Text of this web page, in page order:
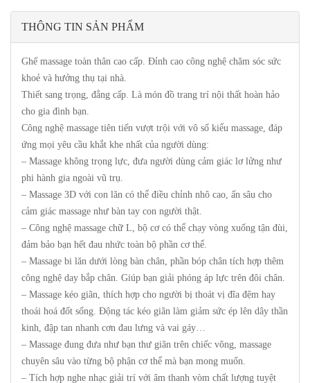
THÔNG TIN SẢN PHẨM
Ghế massage toàn thân cao cấp. Đỉnh cao công nghệ chăm sóc sức
khoẻ và hưởng thụ tại nhà.
Thiết sang trọng, đẳng cấp. Là món đồ trang trí nội thất hoàn hảo
cho gia đình bạn.
Công nghệ massage tiên tiến vượt trội với vô số kiểu massage, đáp
ứng mọi yêu cầu khắt khe nhất của người dùng:
– Massage không trọng lực, đưa người dùng cảm giác lơ lửng như
phi hành gia ngoài vũ trụ.
– Massage 3D với con lăn có thể điều chỉnh nhô cao, ấn sâu cho
cảm giác massage như bàn tay con người thật.
– Công nghệ massage chữ L, bộ cơ có thể chạy vòng xuống tận đùi,
đảm bảo bạn hết đau nhức toàn bộ phần cơ thể.
– Massage bi lăn dưới lòng bàn chân, phần bóp chân tích hợp thêm
công nghệ day bắp chân. Giúp bạn giải phóng áp lực trên đôi chân.
– Massage kéo giãn, thích hợp cho người bị thoát vị đĩa đệm hay
thoái hoá đốt sống. Động tác kéo giãn làm giảm sức ép lên dây thần
kinh, đập tan nhanh cơn đau lưng và vai gáy…
– Massage đung đưa như bạn thư giãn trên chiếc võng, massage
chuyên sâu vào từng bộ phận cơ thể mà bạn mong muốn.
– Tích hợp nghe nhạc giải trí với âm thanh vòm chất lượng tuyệt